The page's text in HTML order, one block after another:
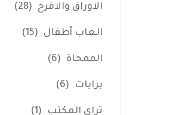
الاوراق والافرخ (28)
العاب أطفال (15)
الممحاة (6)
برايات (6)
تراي المكتب (1)